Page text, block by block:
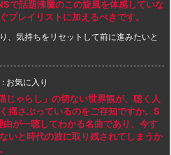
で話題沸騰のこの旋風を体感していな
プレイリストに加えるべきです。
、気持ちをリセットして前に進みたいと
: お気に入り
じゃらし」の切ない世界観が、聴く人
揺さぶっているのをご存知ですか。S
由が一聴してわかる名曲であり、今す
いと時代の波に取り残されてしまうか